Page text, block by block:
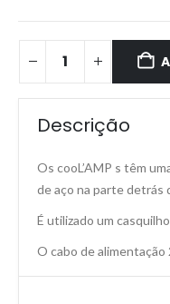
Descrição
Os cooL’AMP s têm
de aço na parte detrás
É utilizado um
O cabo de alimentação